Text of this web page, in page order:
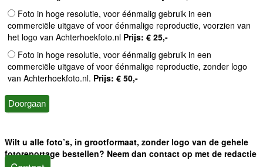
Foto in hoge resolutie, voor éénmalig gebruik in een
commerciële uitgave of voor éénmalige reproductie, voorzien van
het logo van Achterhoekfoto.nl Prijs: € 25,-
Foto in hoge resolutie, voor éénmalig gebruik in een
commerciële uitgave of voor éénmalige reproductie, zonder logo
van Achterhoekfoto.nl. Prijs: € 50,-
Wilt u alle foto’s, in grootformaat, zonder logo van de gehele
fotoreportage bestellen? Neem dan contact op met de redactie